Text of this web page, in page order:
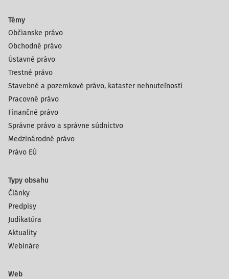
Témy
Občianske právo
Obchodné právo
Ústavné právo
Trestné právo
Stavebné a pozemkové právo, kataster nehnuteľností
Pracovné právo
Finančné právo
Správne právo a správne súdnictvo
Medzinárodné právo
Právo EÚ
Typy obsahu
Články
Predpisy
Judikatúra
Aktuality
Webináre
Web